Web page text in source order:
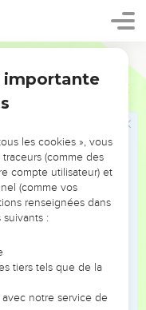
? Lorsque nous
de pain, d’habits
aime plus ? Quand
a abandonnés ?
prière : Parce que
comme des brebis
nous a tant aimés
vainqueurs et nous
ne pourra nous
ni la vie, ni les anges
présents ni
importante
les cookies », vous
(comme des
compte utilisateur) et
(comme vos
renseignées dans
:
tiers tels que de la
notre service de